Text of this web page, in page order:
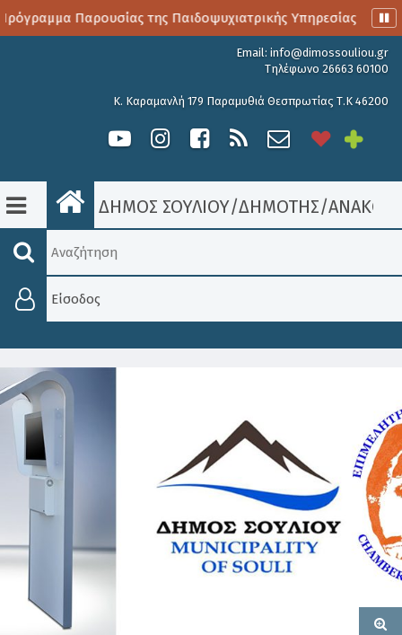
Παρουσίας της Παιδοψυχιατρικής Υπηρεσίας
Email: info@dimossouliou.gr
Τηλέφωνο 26663 60100
Κ. Καραμανλή 179 Παραμυθιά Θεσπρωτίας Τ.Κ 46200
ΔΗΜΟΣ ΣΟΥΛΙΟΥ/ΔΗΜΟΤΗΣ/
Είσοδος